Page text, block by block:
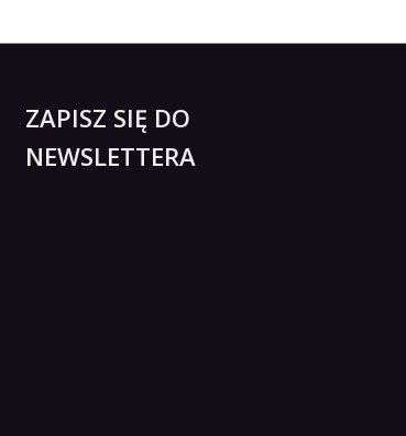
ZAPISZ SIĘ DO
NEWSLETTERA